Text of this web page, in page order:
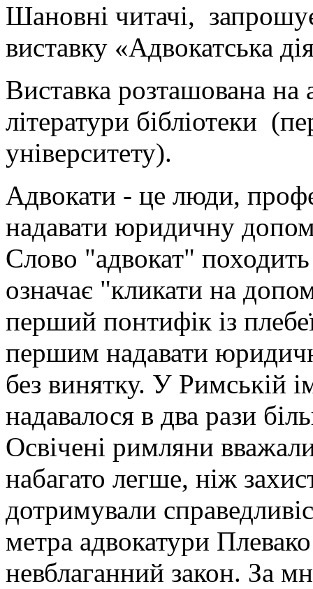
Шановні читачі,
виставку «Адвокатська
Виставка розташована на
літератури бібліотеки
університету).
Адвокати - це люди,
надавати юридичну
Слово "адвокат"
означає "кликати на
перший понтифік із
першим надавати
без винятку. У Римській
надавалося в два рази
Освічені римляни
набагато легше, ніж
дотримували
метра адвокатури
невблаганний закон. За